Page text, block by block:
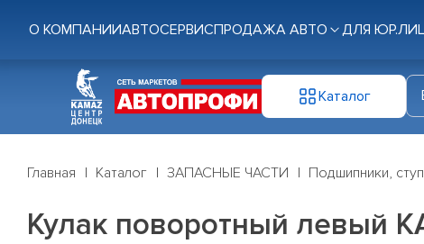
О КОМПАНИИАВТОСЕРВИСПРОДАЖА АВТО ДЛЯ
Каталог
Главная Каталог ЗАПАСНЫЕ ЧАСТИ Подшипники,
Кулак поворотный левый